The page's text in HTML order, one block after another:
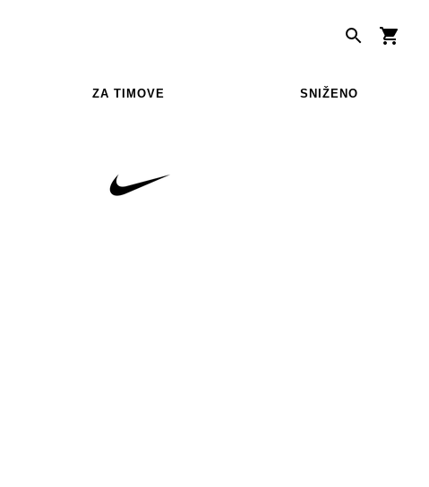
ZA TIMOVE SNIŽENO